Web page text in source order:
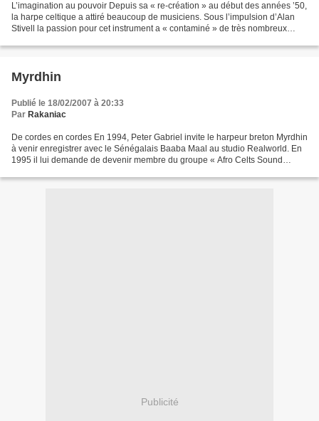
L’imagination au pouvoir Depuis sa « re-création » au début des années ’50,
la harpe celtique a attiré beaucoup de musiciens. Sous l’impulsion d’Alan
Stivell la passion pour cet instrument a « contaminé » de très nombreux
Myrdhin
Publié le 18/02/2007 à 20:33
Par Rakaniac
De cordes en cordes En 1994, Peter Gabriel invite le harpeur breton Myrdhin
à venir enregistrer avec le Sénégalais Baaba Maal au studio Realworld. En
1995 il lui demande de devenir membre du groupe « Afro Celts Sound
Publicité